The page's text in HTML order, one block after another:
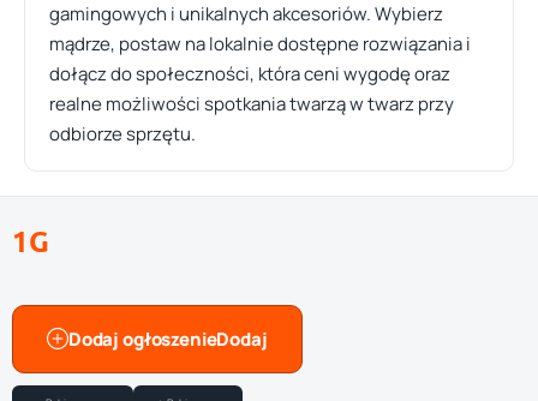
gamingowych i unikalnych akcesoriów. Wybierz
mądrze, postaw na lokalnie dostępne rozwiązania i
dołącz do społeczności, która ceni wygodę oraz
realne możliwości spotkania twarzą w twarz przy
odbiorze sprzętu.
1G
Dodaj ogłoszenie